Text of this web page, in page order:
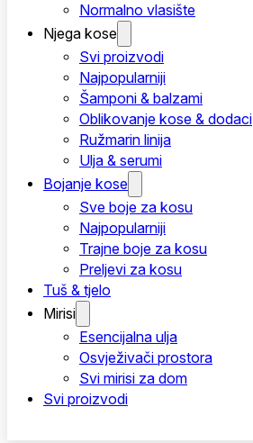
Normalno vlasište
Njega kose
Svi proizvodi
Najpopularniji
Šamponi & balzami
Oblikovanje kose & dodaci
Ružmarin linija
Ulja & serumi
Bojanje kose
Sve boje za kosu
Najpopularniji
Trajne boje za kosu
Preljevi za kosu
Tuš & tjelo
Mirisi
Esencijalna ulja
Osvježivači prostora
Svi mirisi za dom
Svi proizvodi